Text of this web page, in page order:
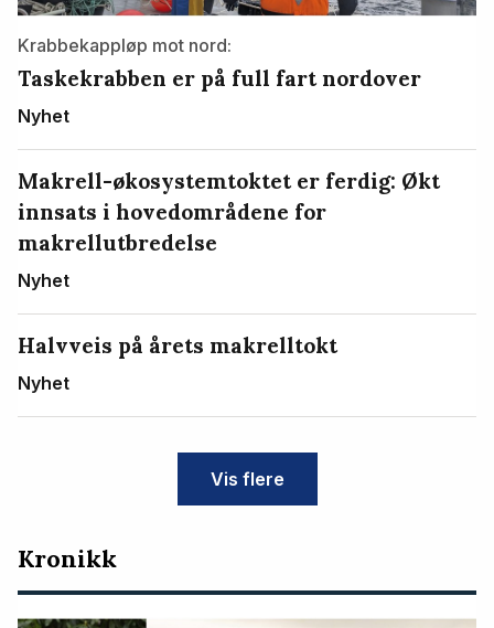
Krabbekappløp mot nord:
Taskekrabben er på full fart nordover
Nyhet
Makrell-økosystemtoktet er ferdig: Økt
innsats i hovedområdene for
makrellutbredelse
Nyhet
Halvveis på årets makrelltokt
Nyhet
Vis flere
Kronikk